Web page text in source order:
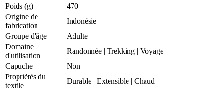
Poids (g)
470
Origine de
fabrication
Indonésie
Groupe d'âge
Adulte
Domaine
d'utilisation
Randonnée | Trekking | Voyage
Capuche
Non
Propriétés du
textile
Durable | Extensible | Chaud